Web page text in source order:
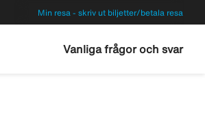
Min resa - skriv ut biljetter/betala resa
Vanliga frågor och svar